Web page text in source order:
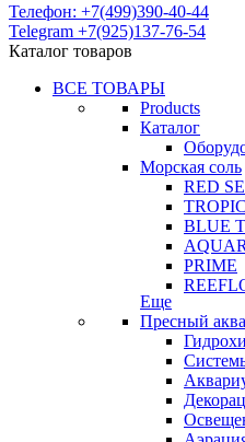
Телефон: +7(499)390-40-44
Telegram +7(925)137-76-54
Каталог товаров
ВСЕ ТОВАРЫ
Products
Каталог
Морская соль
RED
BLUE
PRIME
Еще
Пресный